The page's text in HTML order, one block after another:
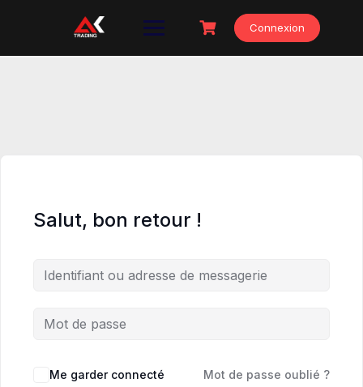
Connexion
Salut, bon retour !
Me garder connecté Mot de passe oublié ?